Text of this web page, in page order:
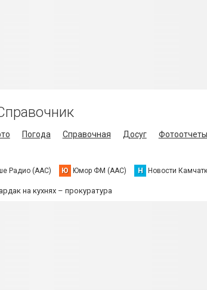
Погода Справочная Досуг Фотоотчеты
Радио (AAC) Ю Юмор ФМ (AAC) Н Новости
на кухнях – прокуратура